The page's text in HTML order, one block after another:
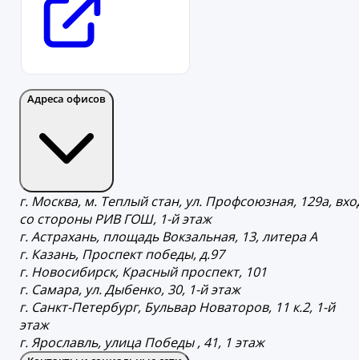
Адреса офисов
г. Москва, м. Теплый стан, ул. Профсоюзная, 129а,
со стороны РИВ ГОШ, 1-й этаж
г. Астрахань, площадь Вокзальная, 13, литера А
г. Казань, Проспект победы, д.97
г. Новосибирск, Красный проспект, 101
г. Самара, ул. Дыбенко, 30, 1-й этаж
г. Санкт-Петербург, Бульвар Новаторов, 11 к.2, 1-й
этаж
г. Ярославль, улица Победы , 41, 1 этаж